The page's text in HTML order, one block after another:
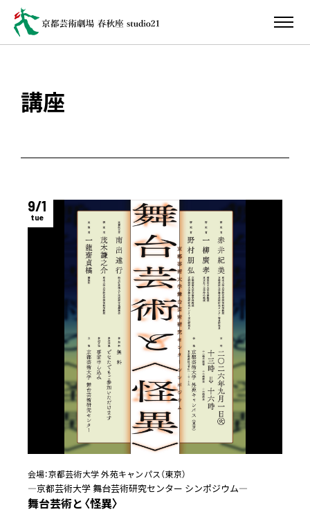
講座
9/1
tue
会場：京都芸術大学 外苑キャンパス（東京）
―京都芸術大学 舞台芸術研究センター シンポジウム―
舞台芸術と〈怪異〉